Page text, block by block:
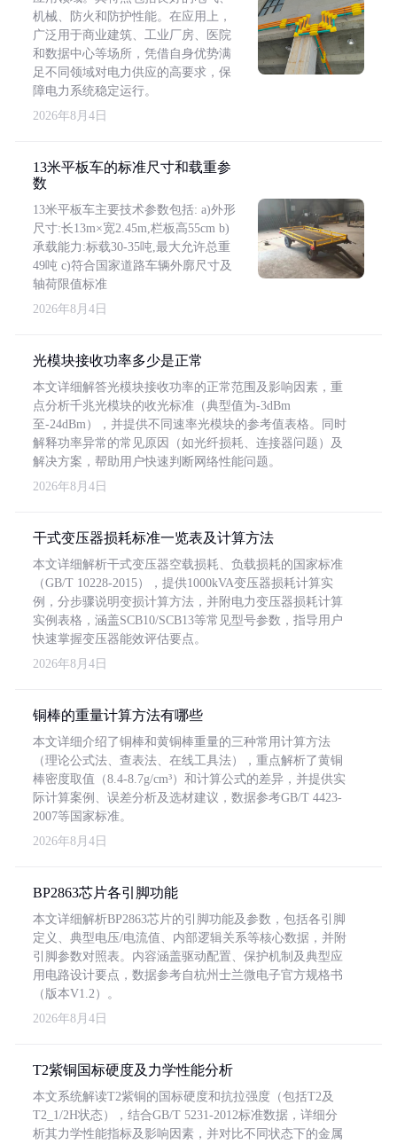
机械、防火和防护性能。在应用上，
广泛用于商业建筑、工业厂房、医院
和数据中心等场所，凭借自身优势满
足不同领域对电力供应的高要求，保
障电力系统稳定运行。
2026年8月4日
13米平板车的标准尺寸和载重参
数
13米平板车主要技术参数包括: a)外形
尺寸:长13m×宽2.45m,栏板高55cm b)
承载能力:标载30-35吨,最大允许总重
49吨 c)符合国家道路车辆外廓尺寸及
轴荷限值标准
2026年8月4日
光模块接收功率多少是正常
本文详细解答光模块接收功率的正常范围及影响因素，重
点分析千兆光模块的收光标准（典型值为-3dBm
至-24dBm），并提供不同速率光模块的参考值表格。同时
解释功率异常的常见原因（如光纤损耗、连接器问题）及
解决方案，帮助用户快速判断网络性能问题。
2026年8月4日
干式变压器损耗标准一览表及计算方法
本文详细解析干式变压器空载损耗、负载损耗的国家标准
（GB/T 10228-2015），提供1000kVA变压器损耗计算实
例，分步骤说明变损计算方法，并附电力变压器损耗计算
实例表格，涵盖SCB10/SCB13等常见型号参数，指导用户
快速掌握变压器能效评估要点。
2026年8月4日
铜棒的重量计算方法有哪些
本文详细介绍了铜棒和黄铜棒重量的三种常用计算方法
（理论公式法、查表法、在线工具法），重点解析了黄铜
棒密度取值（8.4-8.7g/cm³）和计算公式的差异，并提供实
际计算案例、误差分析及选材建议，数据参考GB/T 4423-
2007等国家标准。
2026年8月4日
BP2863芯片各引脚功能
本文详细解析BP2863芯片的引脚功能及参数，包括各引脚
定义、典型电压/电流值、内部逻辑关系等核心数据，并附
引脚参数对照表。内容涵盖驱动配置、保护机制及典型应
用电路设计要点，数据参考自杭州士兰微电子官方规格书
（版本V1.2）。
2026年8月4日
T2紫铜国标硬度及力学性能分析
本文系统解读T2紫铜的国标硬度和抗拉强度（包括T2及
T2_1/2H状态），结合GB/T 5231-2012标准数据，详细分
析其力学性能指标及影响因素，并对比不同状态下的金属